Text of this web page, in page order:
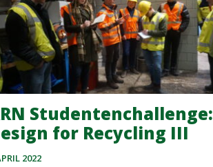
Studentenchallenge:
for Recycling III
2022